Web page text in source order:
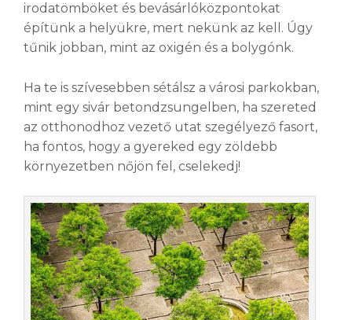
irodatömböket és bevásárlóközpontokat
építünk a helyükre, mert nekünk az kell. Úgy
tűnik jobban, mint az oxigén és a bolygónk.
Ha te is szívesebben sétálsz a városi parkokban,
mint egy sivár betondzsungelben, ha szereted
az otthonodhoz vezető utat szegélyező fasort,
ha fontos, hogy a gyereked egy zöldebb
környezetben nőjön fel, cselekedj!